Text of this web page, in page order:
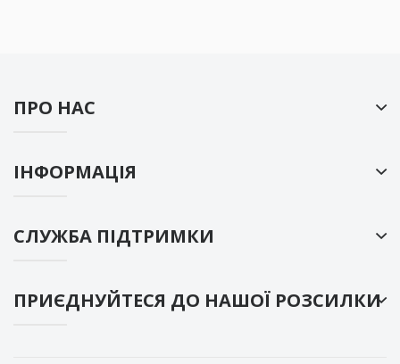
ПРО НАС
ІНФОРМАЦІЯ
СЛУЖБА ПІДТРИМКИ
ПРИЄДНУЙТЕСЯ ДО НАШОЇ РОЗСИЛКИ